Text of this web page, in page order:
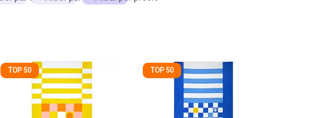
TOP 50 TOP 50